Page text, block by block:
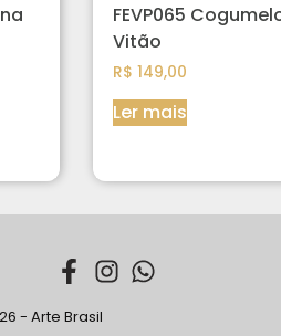
FEVP065
Vitão
R$ 149,00
Ler mais
- Arte Brasil